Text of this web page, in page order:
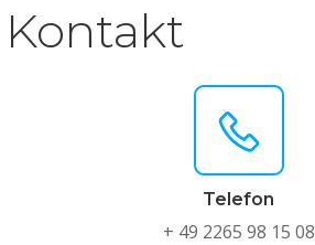
Kontakt
Telefon
+ 49 2265 98 15 08